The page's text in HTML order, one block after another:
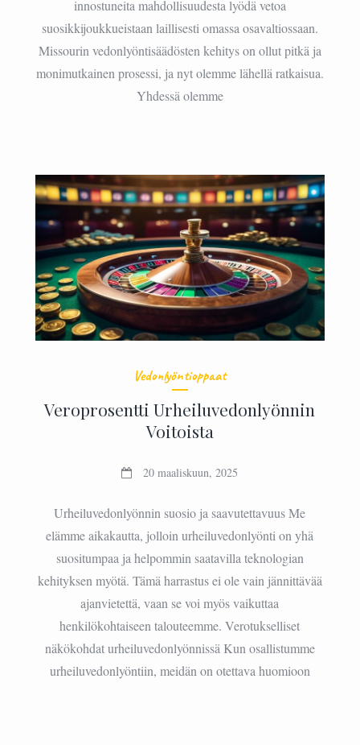
innostuneita mahdollisuudesta lyödä vetoa
suosikkijoukkueistaan laillisesti omassa osavaltiossaan.
Missourin vedonlyöntisäädösten kehitys on ollut pitkä ja
monimutkainen prosessi, ja nyt olemme lähellä ratkaisua.
Yhdessä olemme
Vedonlyöntioppaat
Veroprosentti Urheiluvedonlyönnin
Voitoista
20 maaliskuun, 2025
Urheiluvedonlyönnin suosio ja saavutettavuus Me
elämme aikakautta, jolloin urheiluvedonlyönti on yhä
suositumpaa ja helpommin saatavilla teknologian
kehityksen myötä. Tämä harrastus ei ole vain jännittävää
ajanvietettä, vaan se voi myös vaikuttaa
henkilökohtaiseen talouteemme. Verotukselliset
näkökohdat urheiluvedonlyönnissä Kun osallistumme
urheiluvedonlyöntiin, meidän on otettava huomioon